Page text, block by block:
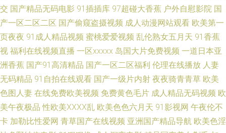
碰色91 日韩刺激福利网址 91污污在線視頻觀看 欧美亚洲日韩国产 91视频社
区 久草网站 亚洲第五页 操B在线公开视频 日韩别类 99微拍福利视频 少妇肏
屄视频 www大香蕉com 欧美日韩色色爱 91入口 久久艹视频 综合网艹 海外
精品1区 香蕉视频导航 99热热色 三级网站视频 91最新在线免费观看 日韩无
码高清网址 91社在线看 91豆花在线看 后入黑丝秘书 91豆视频 久草视频福
交 国产精品无码电影 91插插库 97超碰大香蕉 户外自慰影院 国
产一区二区二区 国产偷窥盗摄视频 成人动漫网站观看 欧美第一
页夜夜 91成人精品视频 蜜桃爱爱视频 乱伦熟女五月天 91香蕉
视 福利在线视频直播 一区xxxxx 岛国大片免费视频 一道日本亚
洲香蕉 国产91高清精品 国产一区二区福利 伦理在线播放 人妻
无码精品 91自拍在线观看 国产一级片内射 夜夜骑青青草 欧美
色图人妻 在线免费欧美视频 免费黄色毛片 成人精品无码视频 欧
美午夜极品 性欧美ⅩⅩⅩⅩ乱 欧美色色六月天 91影视网 午夜伦不
卡 加勒比性爱网 青草国产在线视频 亚洲国产精品导航 欧美色淫